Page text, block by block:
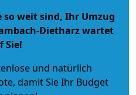
so weit sind, Ihr Umzug
Dietharz wartet
Sie!
und natürlich
, damit Sie Ihr Budget